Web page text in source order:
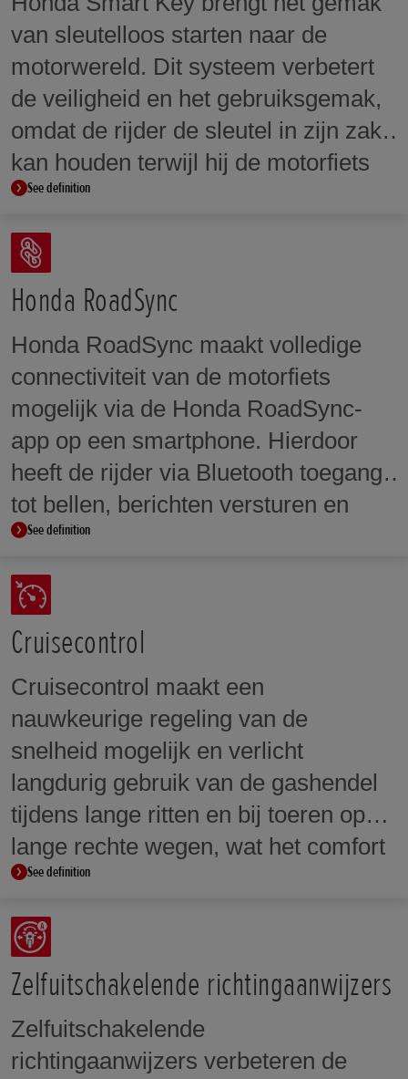
codenummers overeenkomen. Zelfs
als een duplicaatsleutel wordt
gebruikt die precies dezelfde vorm
heeft als de originele sleutel, kan de
motor niet worden gestart tenzij de
ingebouwde microchipcode
overeenkomt.
van sleutelloos starten naar de
motorwereld. Dit systeem verbetert
de veiligheid en het gebruiksgemak,
omdat de rijder de sleutel in zijn zak
kan houden terwijl hij de motorfiets
bestuurt.
See definition
Honda RoadSync
Honda RoadSync maakt volledige
connectiviteit van de motorfiets
mogelijk via de Honda RoadSync-
app op een smartphone. Hierdoor
heeft de rijder via Bluetooth toegang
tot bellen, berichten versturen en
muziek.
See definition
Cruisecontrol
Cruisecontrol maakt een
nauwkeurige regeling van de
snelheid mogelijk en verlicht
langdurig gebruik van de gashendel
tijdens lange ritten en bij toeren op
lange rechte wegen, wat het comfort
voor de rijder verhoogt en
vermoeidheid vermindert.
See definition
Zelfuitschakelende richtingaanwijzers
Zelfuitschakelende
richtingaanwijzers verbeteren de